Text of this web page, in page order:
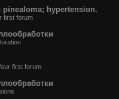
hypertension.
first forum
first forum